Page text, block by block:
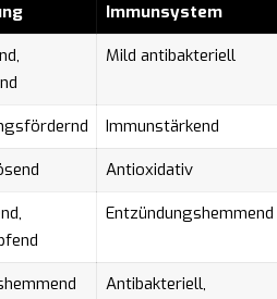
Immunsystem
Mild antibakteriell
Immunstärkend
Antioxidativ
Entzündungshemmend
Antibakteriell,